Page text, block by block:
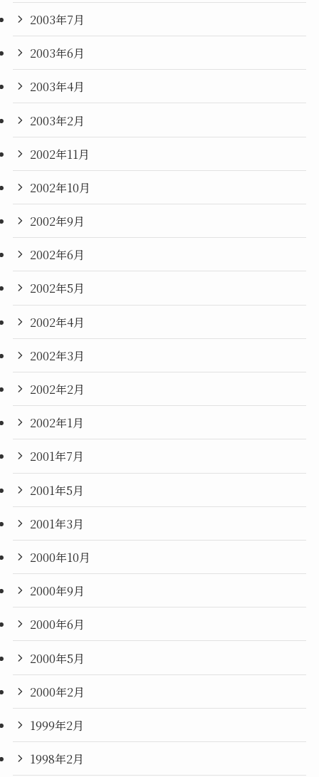
2003年7月
2003年6月
2003年4月
2003年2月
2002年11月
2002年10月
2002年9月
2002年6月
2002年5月
2002年4月
2002年3月
2002年2月
2002年1月
2001年7月
2001年5月
2001年3月
2000年10月
2000年9月
2000年6月
2000年5月
2000年2月
1999年2月
1998年2月